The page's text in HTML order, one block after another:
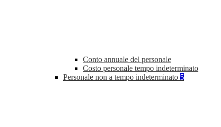
Conto annuale del personale
Costo personale tempo indeterminato
Personale non a tempo indeterminato 5